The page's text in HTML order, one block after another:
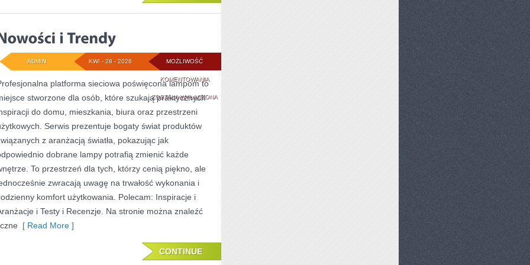
MOŻLIWOŚĆ
KOMENTOWANIANOWOŚCI
I
TRENDY
ZOSTAŁA WYŁĄCZONA
KWI - 28 - 2026
ADMIN
platforma sieciowa poświęcona lampom to
stworzone dla osób, które szukają praktycznych
do domu, mieszkania, biura oraz przestrzeni
Serwis prezentuje bogaty świat produktów
z aranżacją światła, pokazując jak
dobrane lampy potrafią zmienić każde
To przestrzeń dla tych, którzy cenią piękno, ale
zwracają uwagę na trwałość wykonania i
komfort użytkowania. Polecam: Inspiracje i
i Testy i Recenzje. Na stronie można znaleźć
[ Read More ]
CONTINUE